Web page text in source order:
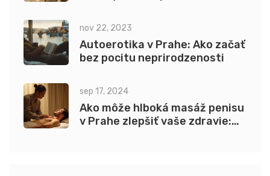
nov 22, 2023
Autoerotika v Prahe: Ako začať
bez pocitu neprirodzenosti
sep 17, 2024
Ako môže hlboká masáž penisu
v Prahe zlepšiť vaše zdravie: